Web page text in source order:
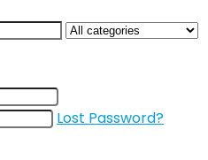
Lost Password?